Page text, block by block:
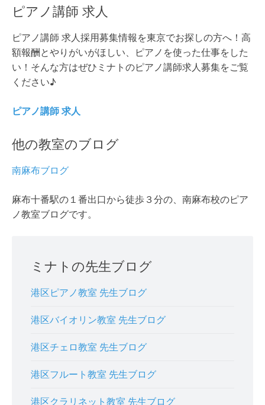
ピアノ講師 求人
ピアノ講師 求人採用募集情報を東京でお探しの方へ！高
額報酬とやりがいがほしい、ピアノを使った仕事をした
い！そんな方はぜひミナトのピアノ講師求人募集をご覧
ください♪
ピアノ講師 求人
他の教室のブログ
南麻布ブログ
麻布十番駅の１番出口から徒歩３分の、南麻布校のピア
ノ教室ブログです。
ミナトの先生ブログ
港区ピアノ教室 先生ブログ
港区バイオリン教室 先生ブログ
港区チェロ教室 先生ブログ
港区フルート教室 先生ブログ
港区クラリネット教室 先生ブログ